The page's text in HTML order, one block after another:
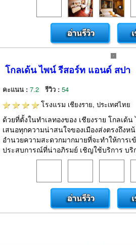
โกลเด้น ไพน์ รีสอร์ท แอนด์ สปา
คะแนน : 7.2 รีวิว : 54
โรงแรม เชียงราย, ประเทศไทย
ด้วยที่ตั้งในทำเลทองของ เชียงราย โกลเด้
เสนอทุกความน่าสนใจของเมืองส่งตรงถึง
อำนวยความสะดวกมากมายที่จะทำให้การ
ประสบการณ์ที่น่าอภิรมย์ เชิญใช้บริการ บริ